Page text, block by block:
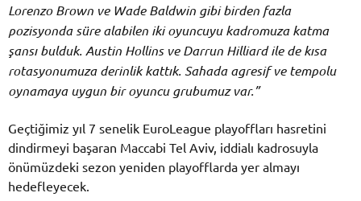
Lorenzo Brown ve Wade Baldwin gibi birden fazla
pozisyonda süre alabilen iki oyuncuyu kadromuza katma
şansı bulduk. Austin Hollins ve Darrun Hilliard ile de kısa
rotasyonumuza derinlik kattık. Sahada agresif ve tempolu
oynamaya uygun bir oyuncu grubumuz var.”
Geçtiğimiz yıl 7 senelik EuroLeague playoffları hasretini
dindirmeyi başaran Maccabi Tel Aviv, iddialı kadrosuyla
önümüzdeki sezon yeniden playofflarda yer almayı
hedefleyecek.